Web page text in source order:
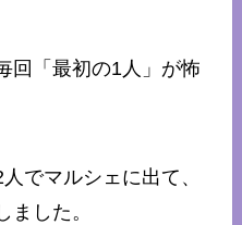
回「最初の1人」が怖
でマルシェに出て、
ました。